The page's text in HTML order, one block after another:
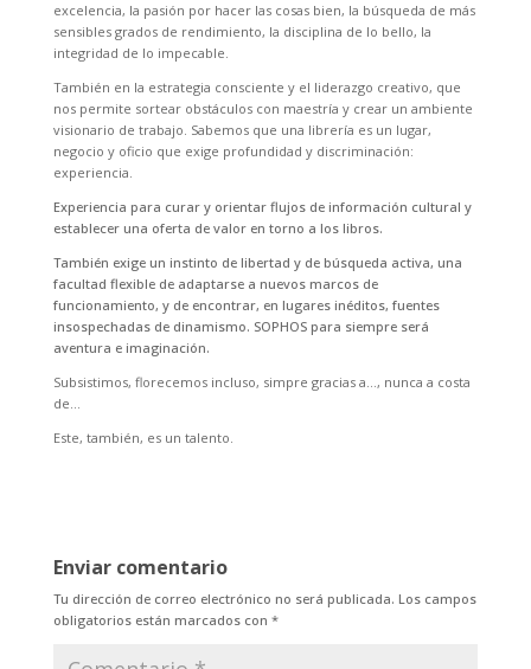
excelencia, la pasión por hacer las cosas bien, la búsqueda de más
sensibles grados de rendimiento, la disciplina de lo bello, la
integridad de lo impecable.
También en la estrategia consciente y el liderazgo creativo, que
nos permite sortear obstáculos con maestría y crear un ambiente
visionario de trabajo. Sabemos que una librería es un lugar,
negocio y oficio que exige profundidad y discriminación:
experiencia.
Experiencia para curar y orientar flujos de información cultural y
establecer una oferta de valor en torno a los libros.
También exige un instinto de libertad y de búsqueda activa, una
facultad flexible de adaptarse a nuevos marcos de
funcionamiento, y de encontrar, en lugares inéditos, fuentes
insospechadas de dinamismo. SOPHOS para siempre será
aventura e imaginación.
Subsistimos, florecemos incluso, simpre gracias a…, nunca a costa
de…
Este, también, es un talento.
Enviar comentario
Tu dirección de correo electrónico no será publicada. Los campos
obligatorios están marcados con *